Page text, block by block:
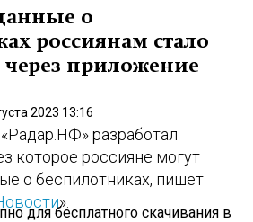
о
россиянам стало
приложение
2023 13:16
разработал
которое россияне могут
о беспилотниках, пишет
».
для бесплатного скачивания в